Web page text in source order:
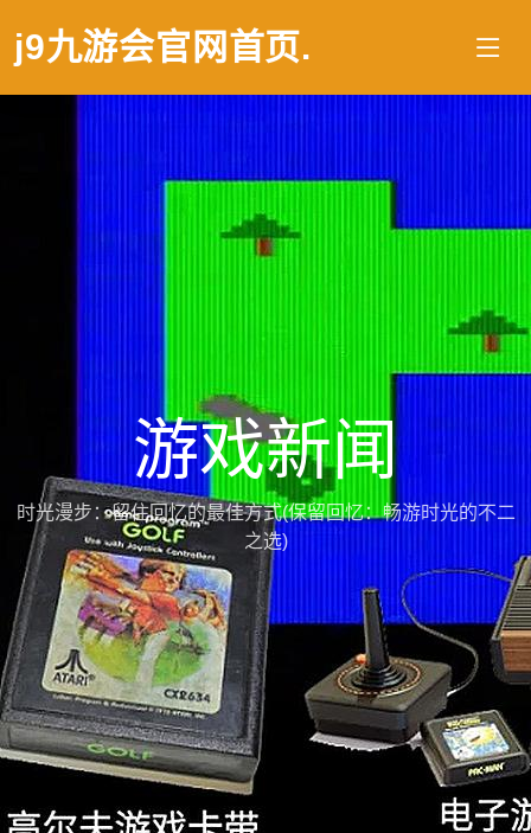
j9九游会官网首页.
游戏新闻
时光漫步：留住回忆的最佳方式(保留回忆：畅游时光的不二
之选)